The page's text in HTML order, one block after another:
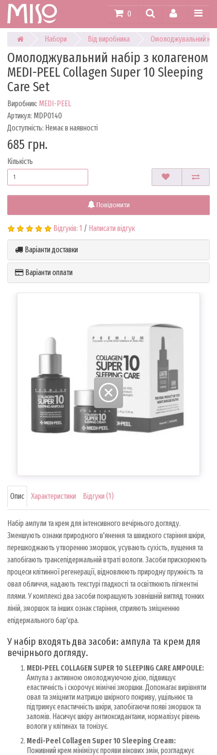
0
Набори Від виробника Омолоджувальний
Омолоджувальний набір з колагеном
MEDI-PEEL Collagen Super 10 Sleeping
Care Set
Виробник: MEDI-PEEL
Артикул: MDP0140
Доступність: Немає в наявності
685 грн.
Кількість
Повідомити
Відгуків: 1 / Написати відгук
Варіанти доставки
Варіанти оплати
Опис Характеристики Відгуки (1)
Набір ампули та крем для інтенсивного вечірнього догляду.
Зменшують ознаки природного в'янення та швидкого старіння шкіри,
перешкоджають утворенню зморшок, усувають сухість, лущення та
запобігають трансепідермальній втраті вологи. Засоби прискорюють
процеси клітинної регенерації, відновлюють природну пружність та
овал обличчя, надають текстурі гладкості та освітлюють пігментні
плями. У комплексі два засоби покращують зовнішній вигляд тонких
ліній, зморшок та інших ознак старіння, сприяють зміцненню
епідермального бар'єра.
У набір входять два засоби: ампула та крем для
вечірнього догляду.
MEDI-PEEL COLLAGEN SUPER 10 SLEEPING CARE AMPOULE:
Ампула з активною омолоджуючою дією, підвищує
еластичність і скорочує мімічні зморшки. Допомагає вирівняти
овал та зміцнити матрицю шкірного покриву, ущільнює та
підтримує еластичність шкіри, запобігаючи появі зморшок та
заломів. Насичує шкіру антиоксидантами, нормалізує рівень
вологи у клітинах та тонізує.
Medi-Peel Collagen Super 10 Sleeping Cream:
Поживний крем мінімізує прояви вікових змін, розгладжує